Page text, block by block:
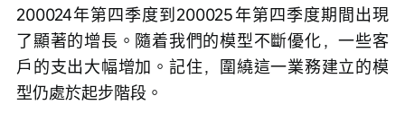
200024年第四季度到200025年第四季度期間出現
了顯著的增長。隨着我們的模型不斷優化，一些客
戶的支出大幅增加。記住，圍繞這一業務建立的模
型仍處於起步階段。